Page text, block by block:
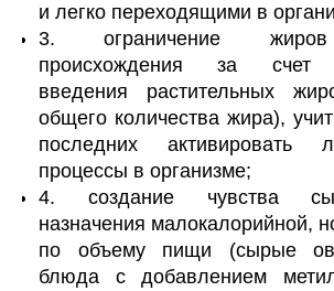
и легко переходящими в
3. ограничение жиров
происхождения за счет
введения растительных
общего количества жира),
последних активировать
процессы в организме;
4. создание чувства
назначения малокалорийной,
по объему пищи (сырые
блюда с добавлением